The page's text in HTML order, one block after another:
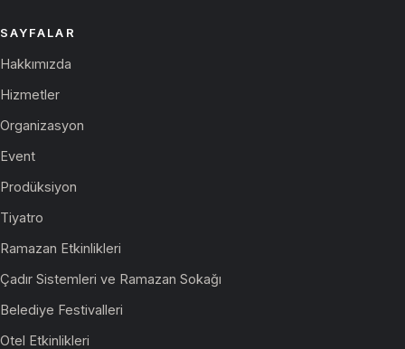
SAYFALAR
Hakkımızda
Hizmetler
Organizasyon
Event
Prodüksiyon
Tiyatro
Ramazan Etkinlikleri
Çadır Sistemleri ve Ramazan Sokağı
Belediye Festivalleri
Otel Etkinlikleri